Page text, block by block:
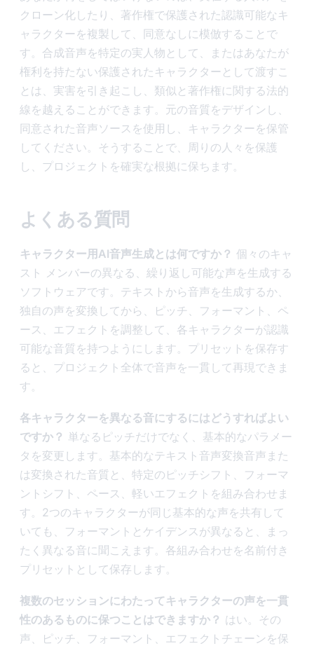
クローン化したり、著作権で保護された認識可能なキ
ャラクターを複製して、同意なしに模倣することで
す。合成音声を特定の実人物として、またはあなたが
権利を持たない保護されたキャラクターとして渡すこ
とは、実害を引き起こし、類似と著作権に関する法的
線を越えることができます。元の音質をデザインし、
同意された音声ソースを使用し、キャラクターを保管
してください。そうすることで、周りの人々を保護
し、プロジェクトを確実な根拠に保ちます。
よくある質問
キャラクター用AI音声生成とは何ですか？ 個々のキャ
スト メンバーの異なる、繰り返し可能な声を生成する
ソフトウェアです。テキストから音声を生成するか、
独自の声を変換してから、ピッチ、フォーマント、ペ
ース、エフェクトを調整して、各キャラクターが認識
可能な音質を持つようにします。プリセットを保存す
ると、プロジェクト全体で音声を一貫して再現できま
す。
各キャラクターを異なる音にするにはどうすればよい
ですか？ 単なるピッチだけでなく、基本的なパラメー
タを変更します。基本的なテキスト音声変換音声また
は変換された音質と、特定のピッチシフト、フォーマ
ントシフト、ペース、軽いエフェクトを組み合わせま
す。2つのキャラクターが同じ基本的な声を共有して
いても、フォーマントとケイデンスが異なると、まっ
たく異なる音に聞こえます。各組み合わせを名前付き
プリセットとして保存します。
複数のセッションにわたってキャラクターの声を一貫
性のあるものに保つことはできますか？ はい。その
声、ピッチ、フォーマント、エフェクトチェーンを保